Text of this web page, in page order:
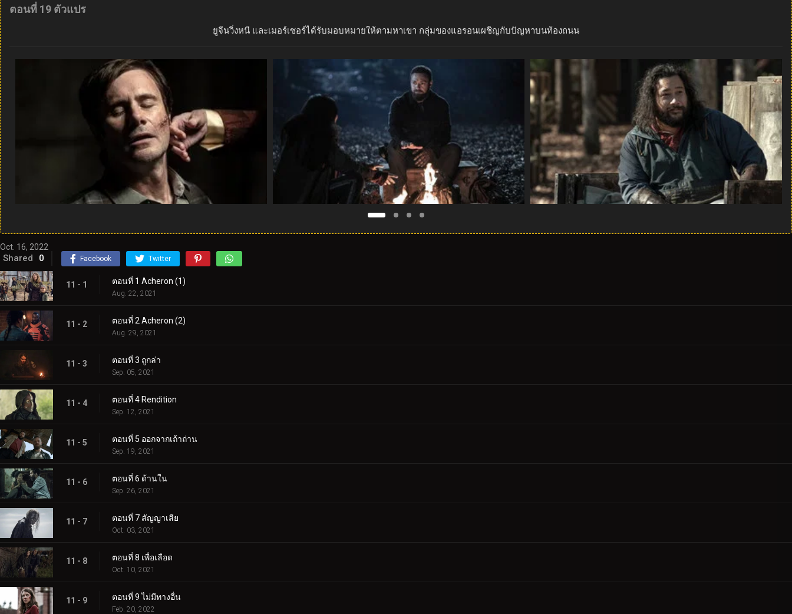
ตอนที่ 19 ตัวแปร
ยูจีนวิ่งหนี และเมอร์เซอร์ได้รับมอบหมายให้ตามหาเขา กลุ่มของแอรอนเผชิญกับปัญหาบนท้องถนน
Oct. 16, 2022
Shared 0 Facebook Twitter
11 - 1 ตอนที่ 1 Acheron (1)
Aug. 22, 2021
11 - 2 ตอนที่ 2 Acheron (2)
Aug. 29, 2021
11 - 3 ตอนที่ 3 ถูกล่า
Sep. 05, 2021
11 - 4 ตอนที่ 4 Rendition
Sep. 12, 2021
11 - 5 ตอนที่ 5 ออกจากเถ้าถ่าน
Sep. 19, 2021
11 - 6 ตอนที่ 6 ด้านใน
Sep. 26, 2021
11 - 7 ตอนที่ 7 สัญญาเสีย
Oct. 03, 2021
11 - 8 ตอนที่ 8 เพื่อเลือด
Oct. 10, 2021
11 - 9 ตอนที่ 9 ไม่มีทางอื่น
Feb. 20, 2022